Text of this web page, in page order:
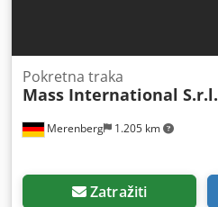
Merenberg 1.205 km
Pokretna traka
Mass International S.r.l.
Zatražiti